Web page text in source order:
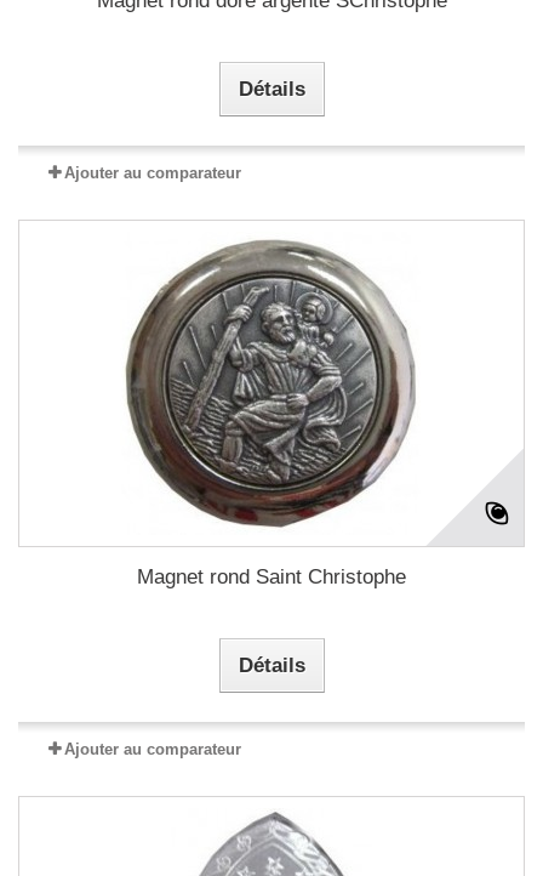
Détails
Ajouter au comparateur
Magnet rond Saint Christophe
Détails
Ajouter au comparateur